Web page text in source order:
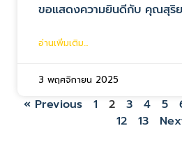
ขอแสดงความยินดีกับ คุณสุริ
อ่านเพิ่มเติม...
3 พฤศจิกายน 2025
« Previous 1 2 3 4 5
12
13